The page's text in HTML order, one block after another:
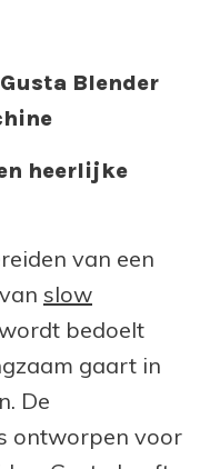
Blender
heerlijke
van een
slow
bedoelt
gaart in
De
ontworpen voor